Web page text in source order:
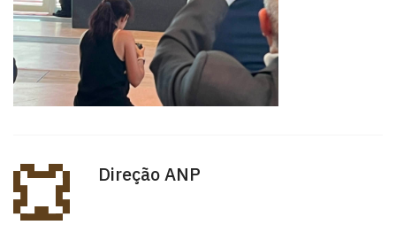
Direção ANP